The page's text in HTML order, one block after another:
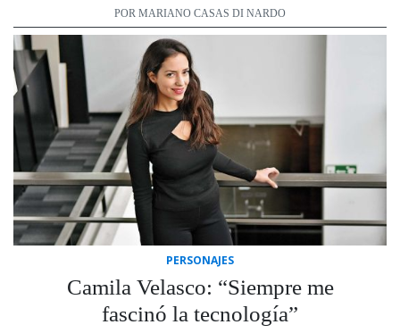
POR MARIANO CASAS DI NARDO
PERSONAJES
Camila Velasco: “Siempre me
fascinó la tecnología”